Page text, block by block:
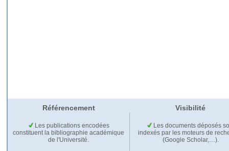
Référencement Visibilité
Les publications encodées
constituent la bibliographie académique
de l'Université.
Les documents déposés
indexés par les moteurs de
(Google Scholar,…).